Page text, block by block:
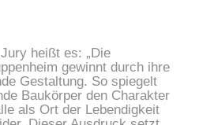
heißt es: „Die
gewinnt durch ihre
Gestaltung. So spiegelt
Baukörper den Charakter
als Ort der Lebendigkeit